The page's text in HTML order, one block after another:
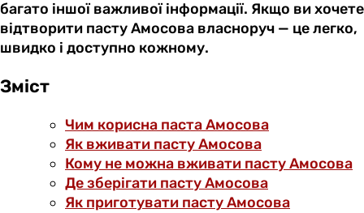
багато іншої важливої інформації. Якщо ви хочете
відтворити пасту Амосова власноруч — це легко,
швидко і доступно кожному.
Зміст
Чим корисна паста Амосова
Як вживати пасту Амосова
Кому не можна вживати пасту Амосова
Де зберігати пасту Амосова
Як приготувати пасту Амосова